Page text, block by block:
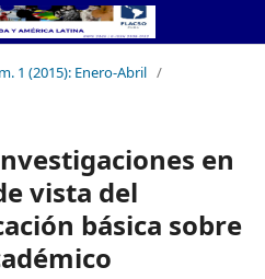
1 (2015): Enero-Abril /
en
vista del
básica sobre